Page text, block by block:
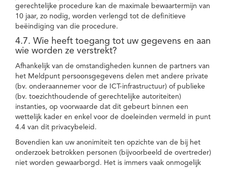
gerechtelijke procedure kan de maximale bewaartermijn van
10 jaar, zo nodig, worden verlengd tot de definitieve
beëindiging van die procedure.
4.7. Wie heeft toegang tot uw gegevens en aan
wie worden ze verstrekt?
Afhankelijk van de omstandigheden kunnen de partners van
het Meldpunt persoonsgegevens delen met andere private
(bv. onderaannemer voor de ICT-infrastructuur) of publieke
(bv. toezichthoudende of gerechtelijke autoriteiten)
instanties, op voorwaarde dat dit gebeurt binnen een
wettelijk kader en enkel voor de doeleinden vermeld in punt
4.4 van dit privacybeleid.
Bovendien kan uw anonimiteit ten opzichte van de bij het
onderzoek betrokken personen (bijvoorbeeld de overtreder)
niet worden gewaarborgd. Het is immers vaak onmogelijk